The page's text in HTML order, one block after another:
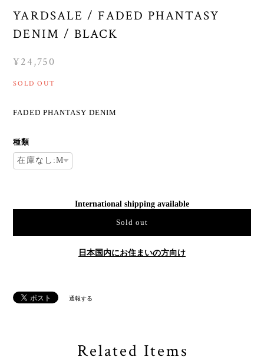
YARDSALE / FADED PHANTASY
DENIM / BLACK
¥24,750
SOLD OUT
FADED PHANTASY DENIM
種類
International shipping available
Sold out
日本国内にお住まいの方向け
通報する
Related Items